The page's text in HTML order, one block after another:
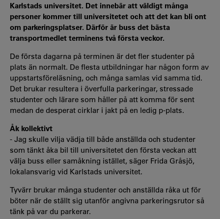
Karlstads universitet. Det innebär att väldigt många
personer kommer till universitetet och att det kan bli ont
om parkeringsplatser. Därför är buss det bästa
transportmedlet terminens två första veckor.
De första dagarna på terminen är det fler studenter på
plats än normalt. De flesta utbildningar har någon form av
uppstartsföreläsning, och många samlas vid samma tid.
Det brukar resultera i överfulla parkeringar, stressade
studenter och lärare som håller på att komma för sent
medan de desperat cirklar i jakt på en ledig p-plats.
Åk kollektivt
- Jag skulle vilja vädja till både anställda och studenter
som tänkt åka bil till universitetet den första veckan att
välja buss eller samåkning istället, säger Frida Gråsjö,
lokalansvarig vid Karlstads universitet.
Tyvärr brukar många studenter och anställda råka ut för
böter när de ställt sig utanför angivna parkeringsrutor så
tänk på var du parkerar.